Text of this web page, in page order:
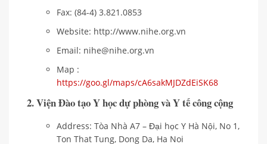
Fax: (84-4) 3.821.0853
Website: http://www.nihe.org.vn
Email: nihe@nihe.org.vn
Map :
https://goo.gl/maps/cA6sakMJDZdEiSK68
2. Viện Đào tạo Y học dự phòng và Y tế công cộng
Address: Tòa Nhà A7 – Đại học Y Hà Nội, No 1,
Ton That Tung, Dong Da, Ha Noi